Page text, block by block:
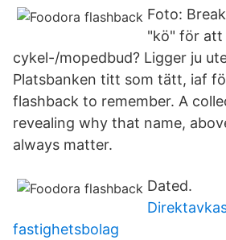
Foto:
"kö" för att
cykel-/mopedbud? Ligger ju
Platsbanken titt som tätt, iaf
flashback to remember. A
revealing why that name,
always matter.
Dated.
fastighetsbolag